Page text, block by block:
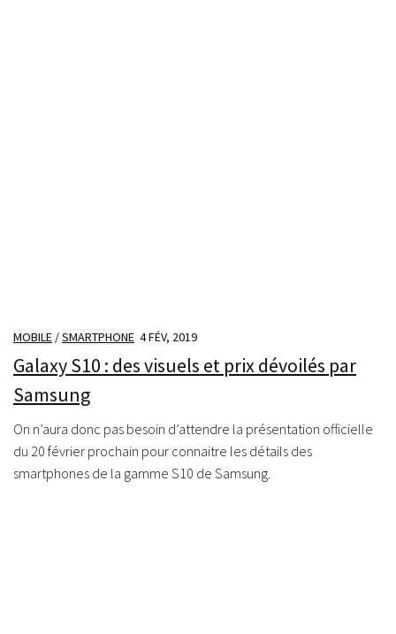
MOBILE /SMARTPHONE 4 FÉV, 2019
Galaxy S10 : des visuels et prix dévoilés par
Samsung
On n’aura donc pas besoin d’attendre la présentation officielle
du 20 février prochain pour connaitre les détails des
smartphones de la gamme S10 de Samsung.